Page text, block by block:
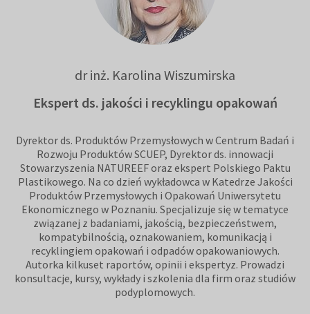
dr inż. Karolina Wiszumirska
Ekspert ds. jakości i recyklingu opakowań
Dyrektor ds. Produktów Przemysłowych w Centrum Badań i
Rozwoju Produktów SCUEP, Dyrektor ds. innowacji
Stowarzyszenia NATUREEF oraz ekspert Polskiego Paktu
Plastikowego. Na co dzień wykładowca w Katedrze Jakości
Produktów Przemysłowych i Opakowań Uniwersytetu
Ekonomicznego w Poznaniu. Specjalizuje się w tematyce
związanej z badaniami, jakością, bezpieczeństwem,
kompatybilnością, oznakowaniem, komunikacją i
recyklingiem opakowań i odpadów opakowaniowych.
Autorka kilkuset raportów, opinii i ekspertyz. Prowadzi
konsultacje, kursy, wykłady i szkolenia dla firm oraz studiów
podyplomowych.